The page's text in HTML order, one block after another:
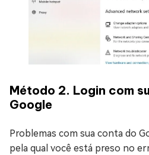
Método 2. Login com
Google
Problemas com sua conta do
pela qual você está preso no